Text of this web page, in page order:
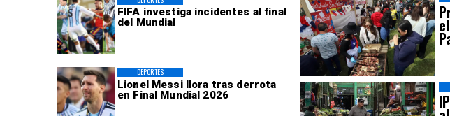
FIFA investiga incidentes al final
del Mundial
Lionel Messi llora tras derrota
en Final Mundial 2026
DEPORTES